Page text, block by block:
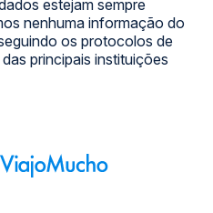
estejam sempre
nenhuma informação do
os protocolos de
principais instituições